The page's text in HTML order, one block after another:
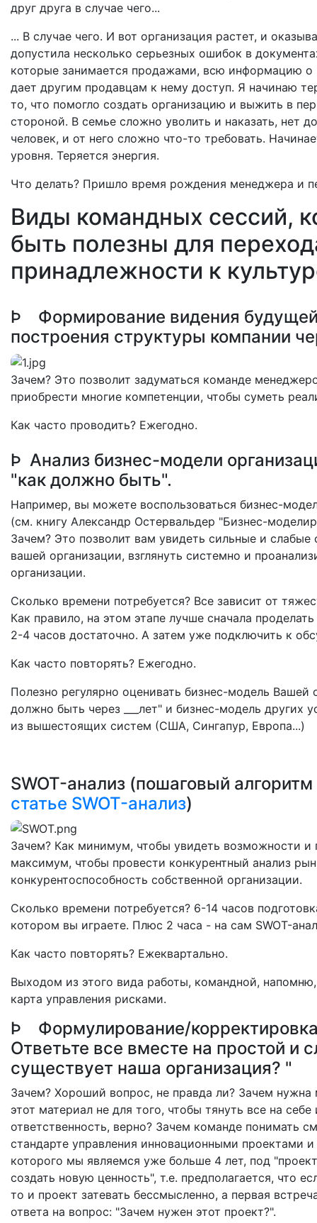
друг друга в случае чего...
... В случае чего. И вот организация растет, и
допустила несколько серьезных ошибок в
которые занимается продажами, всю информацию о
дает другим продавцам к нему доступ. Я начинаю
то, что помогло создать организацию и выжить в
стороной. В семье сложно уволить и наказать, нет
человек, и от него сложно что-то требовать.
уровня. Теряется энергия.
Что делать? Пришло время рождения менеджера и
Виды командных сессий,
быть полезны для
принадлежности к
Þ Формирование видения
построения структуры компании
Зачем? Это позволит задуматься команде
приобрести многие компетенции, чтобы суметь
Как часто проводить? Ежегодно.
Þ Анализ бизнес-модели
"как должно быть".
Например, вы можете воспользоваться бизнес-
(см. книгу Александр Остервальдер "Бизнес-
Зачем? Это позволит вам увидеть сильные и
вашей организации, взглянуть системно и
организации.
Сколько времени потребуется? Все зависит от
Как правило, на этом этапе лучше сначала
2-4 часов достаточно. А затем уже подключить к
Как часто повторять? Ежегодно.
Полезно регулярно оценивать бизнес-модель Вашей
должно быть через ___лет" и бизнес-модель других
из вышестоящих систем (США, Сингапур, Европа...)
SWOT-анализ (пошаговый
статье SWOT-анализ)
Зачем? Как минимум, чтобы увидеть возможности и
максимум, чтобы провести конкурентный анализ
конкурентоспособность собственной организации.
Сколько времени потребуется? 6-14 часов
котором вы играете. Плюс 2 часа - на сам SWOT-
Как часто повторять? Ежеквартально.
Выходом из этого вида работы, командной,
карта управления рисками.
Þ Формулирование/
Ответьте все вместе на простой и
существует наша организация? "
Зачем? Хороший вопрос, не правда ли? Зачем
этот материал не для того, чтобы тянуть все на
ответственность, верно? Зачем команде понимать
стандарте управления инновационными проектами
которого мы являемся уже больше 4 лет, под
создать новую ценность", т.е. предполагается, что
то и проект затевать бессмысленно, а первая
ответа на вопрос: "Зачем нужен этот проект?".